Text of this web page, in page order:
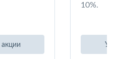
10%.